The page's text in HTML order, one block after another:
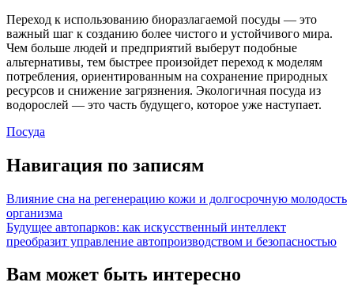
Переход к использованию биоразлагаемой посуды — это
важный шаг к созданию более чистого и устойчивого мира.
Чем больше людей и предприятий выберут подобные
альтернативы, тем быстрее произойдет переход к моделям
потребления, ориентированным на сохранение природных
ресурсов и снижение загрязнения. Экологичная посуда из
водорослей — это часть будущего, которое уже наступает.
Посуда
Навигация по записям
Влияние сна на регенерацию кожи и долгосрочную молодость
организма
Будущее автопарков: как искусственный интеллект
преобразит управление автопроизводством и безопасностью
Вам может быть интересно